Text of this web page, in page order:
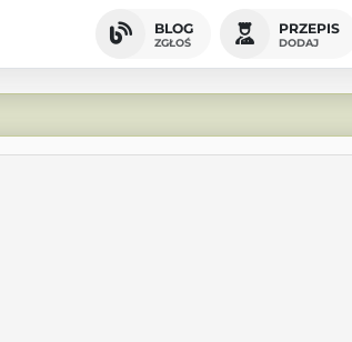
BLOG
ZGŁOŚ
PRZEPIS
DODAJ